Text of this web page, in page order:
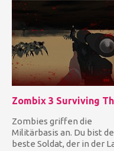
gleichz...
Zombies griffen die
Militärbasis an. Du bist
beste Soldat, der in der